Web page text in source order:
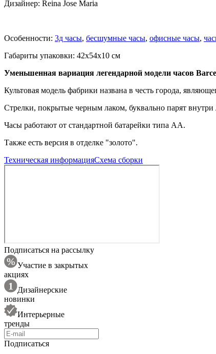
Дизайнер: Reina Jose Maria
Особенности: 3д часы, бесшумные часы, офисные часы,
Габариты упаковки: 42x54x10 см
Уменьшенная вариация легендарной модели часов
Культовая модель фабрики названа в честь города,
Стрелки, покрытые черным лаком, буквально парят внутри
Часы работают от стандартной батарейки типа АА.
Также есть версия в отделке "золото".
Техническая информацияСхема сборки
Подписаться на рассылку
Участие в закрытых
акциях
Дизайнерские
новинки
Интерьерные
тренды
Подписаться